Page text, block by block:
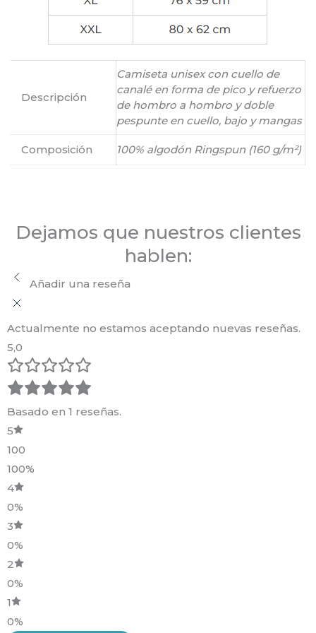
Descripción
Camiseta unisex con cuello de
canalé en forma de pico y refuerzo
de hombro a hombro y doble
pespunte en cuello, bajo y mangas
Composición 100% algodón Ringspun (160 g/m²)
Dejamos que nuestros clientes
hablen:
Añadir una reseña
Actualmente no estamos aceptando nuevas reseñas.
5,0
Basado en 1 reseñas.
5
100
100%
4
0%
3
0%
2
0%
1
0%